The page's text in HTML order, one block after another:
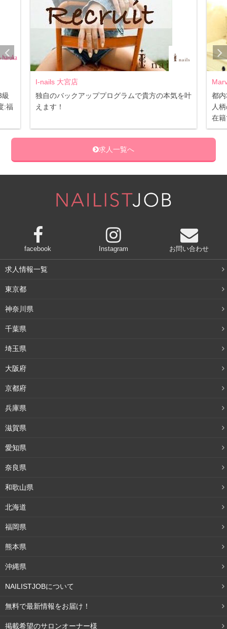
見ていて楽しい体験デモ
各メーカーブースでは、ブースデモと呼ばれる体験デモを
行っています。
ジェルやスカルプ体験、マッサージ体験などが多いです
が、ネイル以外だとまつ毛エクステ、ボディジュエリー、
ヘアエクステ、歯のホワイトニング、美顔器やヘアーアイ
うれしいサンプル配布
が配布されていたり、アンケートに答えたりブースでお買
い物をするともらえます。
たぶん、来場者の大半は買い物が目当てなのではないでし
ょうか。
します。
です。
また、
ト会場内だと誰でも買うことができます。
マエッセンシャルオイル、まつ毛エクステの毛、フェイス
きな鏡を買いました！
:福
I-nails 大宮店
独自のバックアッププログラムで貴方の本気を叶
えます！
都
人
在
求人一覧へ
facebook Instagram お問い合わせ
求人情報一覧
東京都
神奈川県
千葉県
埼玉県
大阪府
京都府
兵庫県
滋賀県
愛知県
奈良県
和歌山県
北海道
福岡県
熊本県
沖縄県
NAILISTJOBについて
無料で最新情報をお届け！
掲載希望のサロンオーナー様